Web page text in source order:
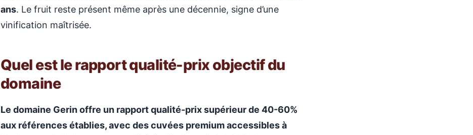
ans. Le fruit reste présent même après une décennie, signe d’une
vinification maîtrisée.
Quel est le rapport qualité-prix objectif du
domaine
Le domaine Gerin offre un rapport qualité-prix supérieur de 40-60%
aux références établies, avec des cuvées premium accessibles à